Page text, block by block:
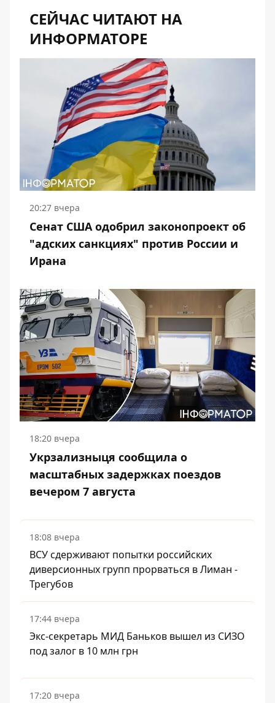
СЕЙЧАС ЧИТАЮТ НА
ИНФОРМАТОРЕ
20:27 вчера
Сенат США одобрил законопроект об
"адских санкциях" против России и
Ирана
18:20 вчера
Укрзализныця сообщила о
масштабных задержках поездов
вечером 7 августа
18:08 вчера
ВСУ сдерживают попытки российских
диверсионных групп прорваться в Лиман -
Трегубов
17:44 вчера
Экс-секретарь МИД Баньков вышел из СИЗО
под залог в 10 млн грн
17:20 вчера